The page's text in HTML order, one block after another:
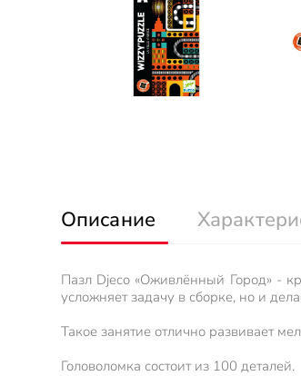
Описание
Пазл Djeco «Оживлённый Город» -
усложняет задачу в сборке, но и
Такое занятие отлично развивает
Головоломка состоит из 100 деталей.